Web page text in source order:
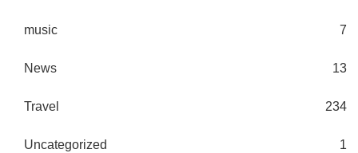
music 7
News 13
Travel 234
Uncategorized 1